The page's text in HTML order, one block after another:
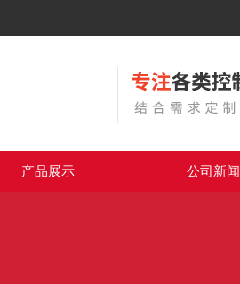
产品展示 公司新闻